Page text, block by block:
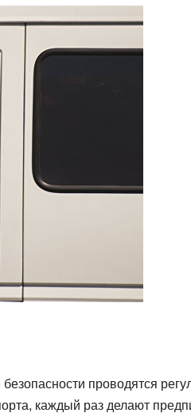
проводятся
каждый раз делают